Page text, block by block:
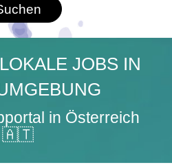
JOBS IN
in Österreich
🇦🇹